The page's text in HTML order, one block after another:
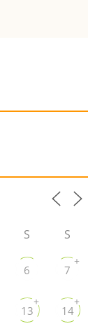
S S
6 7
+
13
+
14
+